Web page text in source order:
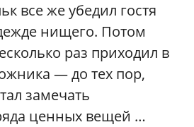
все же убедил гостя
нищего. Потом
раз приходил в
— до тех пор,
замечать
ценных вещей …